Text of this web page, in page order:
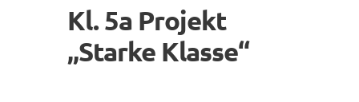
Kl. 5a Projekt
„Starke Klasse“